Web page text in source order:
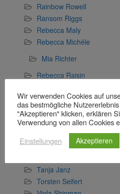
Rainbow Rowell
Ransom Riggs
Rebecca Maly
Rebecca Michéle
Mia Richter
Rebecca Raisin
Rose Snow
Sophia Langner
Stefan Wollschläger
Stefanie Gerstenberger
Svenja Lassen
Tanja Janz
Torsten Seifert
Wir verwenden Cookies auf
das bestmögliche
"Akzeptieren" klicken, erklären
Verwendung von allen Cookies
Einstellungen
Akzeptieren